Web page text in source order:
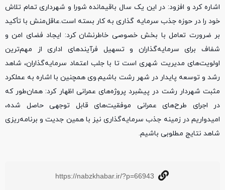
اشاره کرد و افزود: در این یک سال باقیمانده شورا و شهرداری تمام تلاش
خود را در حوزه جذب سرمایه گذاری به کار بسته است.عاقل‌منش با تأکید
بر ضرورت تعامل با بخش خصوصی خاطرنشان کرد: ایجاد فضای امن و
شفاف برای سرمایه‌گذاران و تسهیل فرآیندهای اداری از مهم‌ترین
اولویت‌های مدیریت شهری است تا با جلب اعتماد سرمایه‌گذاران، شاهد
رشد و توسعه پایدار در شهر رشت باشیم.وی همچنین با اشاره به عملکرد
مثبت شهردار رشت در پیشبرد پروژه‌های عمرانی اظهار کرد: همان‌طور که
در اجرای طرح‌های عمرانی موفقیت‌های قابل توجهی حاصل شده،
امیدواریم در زمینه جذب سرمایه‌گذاری نیز با همین جدیت و برنامه‌ریزی
شاهد نتایج مطلوبی باشیم.
https://nabzkhabar.ir/?p=66943